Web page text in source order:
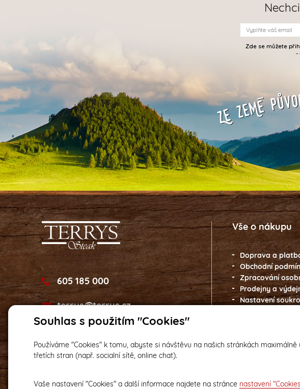
Souhlas s použitím "Cookies"
Používáme "Cookies" k tomu, abyste si návštěvu na našich stránkách
třetích stran (např. socialní sítě, online chat).
Vaše nastavení "Cookies" a další informace najdete na stránce nastavení
Zde se můžete
-
605 185 000
terrys@terrys.cz
Vše o nákupu
Doprava a
Obchodní
Zpracování
Prodejny a
Nastavení